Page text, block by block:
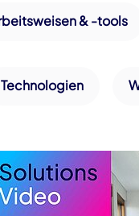
& -tools
Technologien